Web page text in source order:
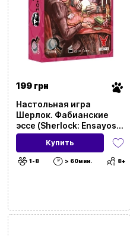
199 грн
Настольная игра
Шерлок. Фабианские
эссе (Sherlock: Ensayos
Fabianos)
Купить
1-8 > 60мин. 8+